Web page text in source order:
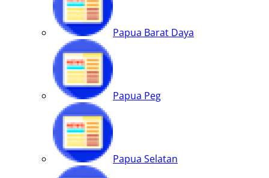
Papua Barat Daya
Papua Peg
Papua Selatan